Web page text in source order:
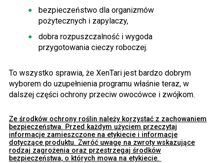
bezpieczeństwo dla organizmów
pożytecznych i zapylaczy,
dobra rozpuszczalność i wygoda
przygotowania cieczy roboczej.
To wszystko sprawia, że XenTari jest bardzo dobrym
wyborem do uzupełnienia programu właśnie teraz, w
dalszej części ochrony przeciw owocówce i zwójkom.
Ze środków ochrony roślin należy korzystać z zachowaniem
bezpieczeństwa. Przed każdym użyciem przeczytaj
informacje zamieszczone na etykiecie i informacje
dotyczące produktu. Zwróć uwagę na zwroty wskazujące
rodzaj zagrożenia oraz przestrzegaj środków
bezpieczeństwa, o których mowa na etykiecie.